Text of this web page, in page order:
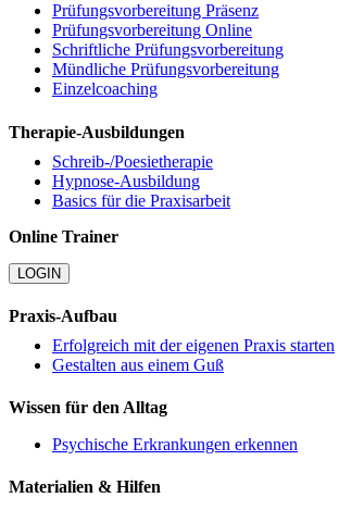
Prüfungsvorbereitung Präsenz
Prüfungsvorbereitung Online
Schriftliche Prüfungsvorbereitung
Mündliche Prüfungsvorbereitung
Einzelcoaching
Therapie-Ausbildungen
Schreib-/Poesietherapie
Hypnose-Ausbildung
Basics für die Praxisarbeit
Online Trainer
LOGIN
Praxis-Aufbau
Erfolgreich mit der eigenen Praxis starten
Gestalten aus einem Guß
Wissen für den Alltag
Psychische Erkrankungen erkennen
Materialien & Hilfen